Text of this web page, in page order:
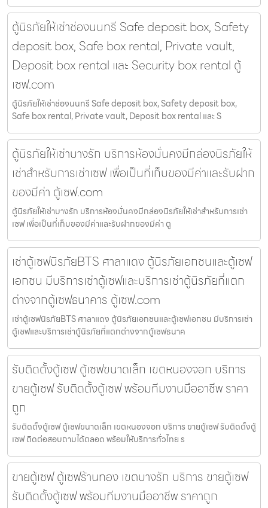
ตู้นิรภัยให้เช่าช่องนนทรี Safe deposit box, Safety
deposit box, Safe box rental, Private vault,
Deposit box rental และ Security box rental ตู้
เซฟ.com
ตู้นิรภัยให้เช่าช่องนนทรี Safe deposit box, Safety deposit box,
Safe box rental, Private vault, Deposit box rental และ S
ตู้นิรภัยให้เช่าบางรัก บริการห้องมั่นคงมีกล่องนิรภัยให้
เช่าสำหรับการเช่าเซฟ เพื่อเป็นที่เก็บของมีค่าและรับฝาก
ของมีค่า ตู้เซฟ.com
ตู้นิรภัยให้เช่าบางรัก บริการห้องมั่นคงมีกล่องนิรภัยให้เช่าสำหรับการเช่า
เซฟ เพื่อเป็นที่เก็บของมีค่าและรับฝากของมีค่า ตู
เช่าตู้เซฟนิรภัยBTS ศาลาแดง ตู้นิรภัยเอกชนและตู้เซฟ
เอกชน มีบริการเช่าตู้เซฟและบริการเช่าตู้นิรภัยที่แตก
ต่างจากตู้เซฟธนาคาร ตู้เซฟ.com
เช่าตู้เซฟนิรภัยBTS ศาลาแดง ตู้นิรภัยเอกชนและตู้เซฟเอกชน มีบริการเช่า
ตู้เซฟและบริการเช่าตู้นิรภัยที่แตกต่างจากตู้เซฟธนาค
รับติดตั้งตู้เซฟ ตู้เซฟขนาดเล็ก เขตหนองจอก บริการ
ขายตู้เซฟ รับติดตั้งตู้เซฟ พร้อมทีมงานมืออาชีพ ราคา
ถูก
รับติดตั้งตู้เซฟ ตู้เซฟขนาดเล็ก เขตหนองจอก บริการ ขายตู้เซฟ รับติดตั้งตู้
เซฟ ติดต่อสอบถามได้ตลอด พร้อมให้บริการทั่วไทย ร
ขายตู้เซฟ ตู้เซฟร้านทอง เขตบางรัก บริการ ขายตู้เซฟ
รับติดตั้งตู้เซฟ พร้อมทีมงานมืออาชีพ ราคาถูก